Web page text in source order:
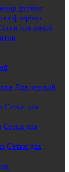
футбол
флорбол
для мячей
Для детской
Сетки для
Сетки для
Сетки для